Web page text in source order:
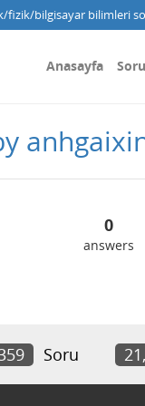
bilgisayar bilimleri
Anasayfa
0
answers
Soru